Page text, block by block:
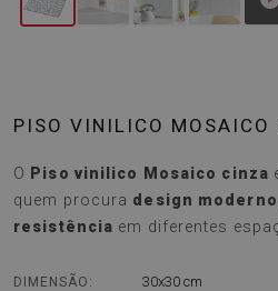
PISO VINILICO MOSAICO
O Piso vinilico Mosaico cinza
quem procura design
resistência em diferentes
DIMENSÃO: 30x30 cm